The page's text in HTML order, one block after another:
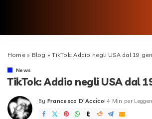
Home» Blog »TikTok: Addio negli USA dal 19
News
TikTok: Addio negli USA dal
Posted
by
By Francesco D'Accico 4 Min per